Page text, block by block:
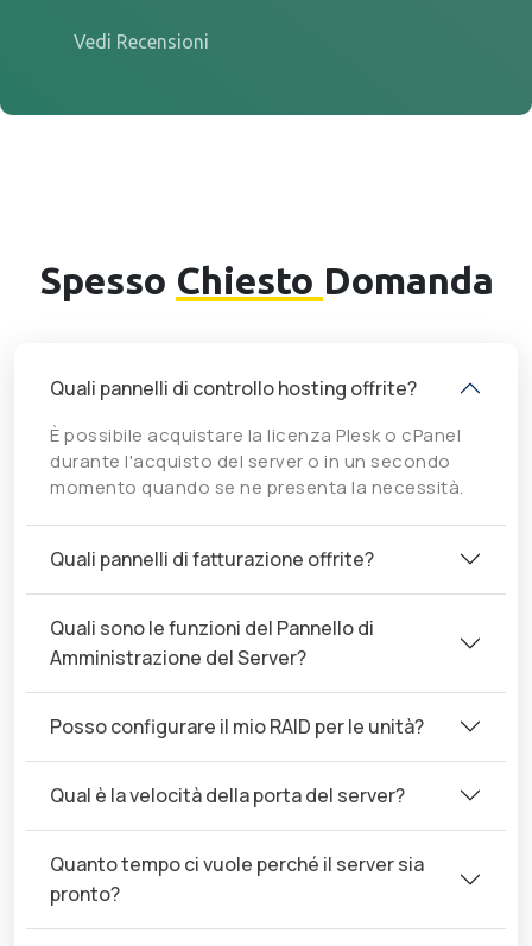
Vedi Recensioni
Spesso Chiesto Domanda
Quali pannelli di controllo hosting offrite?
È possibile acquistare la licenza Plesk o cPanel
durante l'acquisto del server o in un secondo
momento quando se ne presenta la necessità.
Quali pannelli di fatturazione offrite?
Quali sono le funzioni del Pannello di
Amministrazione del Server?
Posso configurare il mio RAID per le unità?
Qual è la velocità della porta del server?
Quanto tempo ci vuole perché il server sia
pronto?